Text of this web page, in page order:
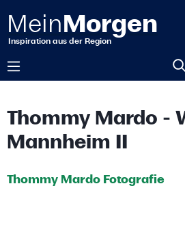
springen
Thommy Mardo -
Mannheim II
Thommy Mardo Fotografie